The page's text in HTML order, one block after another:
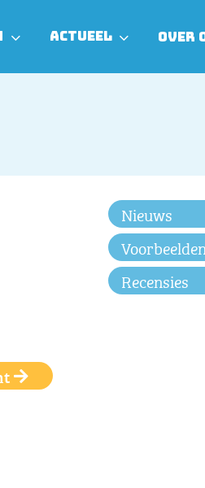
ACTUEEL OVER
Nieuws
Voorbeelden
Recensies